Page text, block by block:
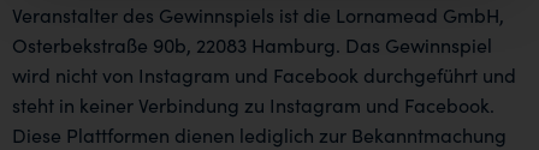
Veranstalter des Gewinnspiels ist die Lornamead GmbH,
Osterbekstraße 90b, 22083 Hamburg. Das Gewinnspiel
wird nicht von Instagram und Facebook durchgeführt und
steht in keiner Verbindung zu Instagram und Facebook.
Diese Plattformen dienen lediglich zur Bekanntmachung